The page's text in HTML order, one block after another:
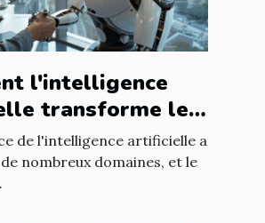
l'intelligence
transforme les
de recrutement
de l'intelligence artificielle a
nombreux domaines, et le